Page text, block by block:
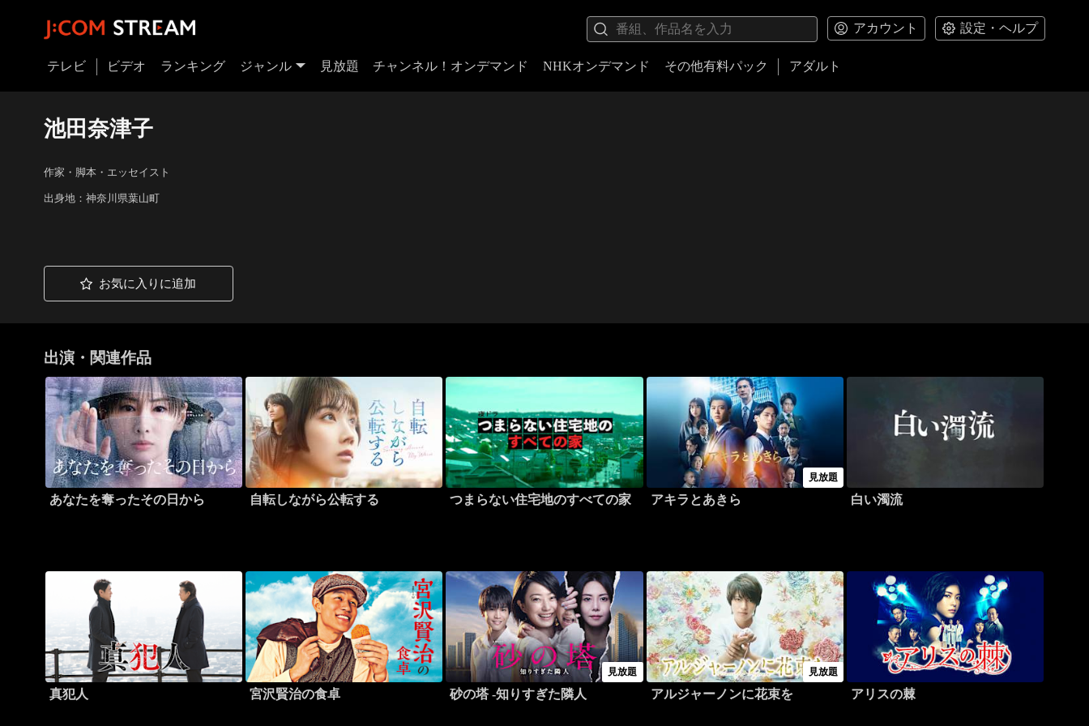
アカウント 設定・ヘルプ
テレビ ビデオ ランキング ジャンル 見放題 チャンネル！オンデマンド NHKオンデマンド その他有料パック アダルト
池田奈津子
作家・脚本・エッセイスト
出身地：神奈川県葉山町
お気に入りに追加
出演・関連作品
あなたを奪ったその日から 自転しながら公転する つまらない住宅地のすべての家
見放題
アキラとあきら 白い濁流
真犯人 宮沢賢治の食卓
見放題
砂の塔 -知りすぎた隣人
見放題
アルジャーノンに花束を アリスの棘